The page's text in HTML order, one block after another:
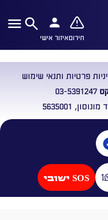
חירוםאיזור אישי
03-5391247
פרטיות ותנאי שימוש
SOS ישובי